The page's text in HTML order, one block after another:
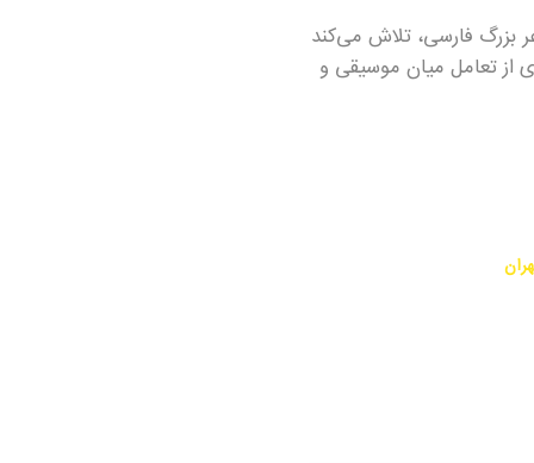
بزرگ فارسی، تلاش می‌کند
از تعامل میان موسیقی و